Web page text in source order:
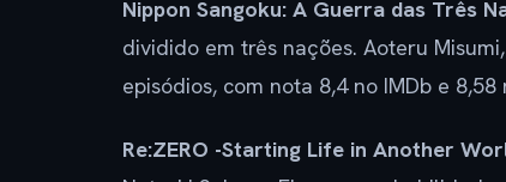
Nippon Sangoku: A Guerra das Três
dividido em três nações. Aoteru
episódios, com nota 8,4 no IMDb e
Re:ZERO -Starting Life in Another